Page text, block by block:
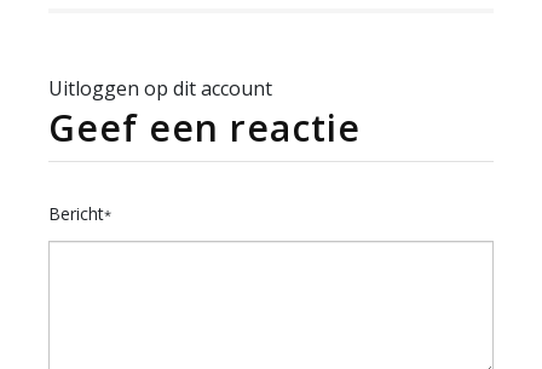
Uitloggen op dit account
Geef een reactie
Bericht*